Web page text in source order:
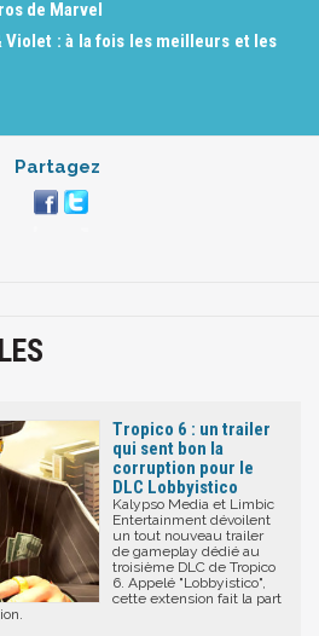
de Marvel
Violet : à la fois les meilleurs et les
Partagez
Tropico 6 : un trailer
qui sent bon la
corruption pour le
DLC Lobbyistico
Kalypso Media et Limbic
Entertainment dévoilent
un tout nouveau trailer
de gameplay dédié au
troisième DLC de Tropico
6. Appelé "Lobbyistico",
cette extension fait la part